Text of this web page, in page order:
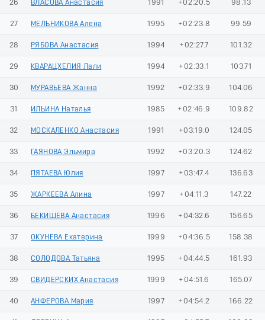
26 ВЛАСОВА Анастасия 1991 +02:20.5 98.13
27 МЕЛЬНИКОВА Алена 1995 +02:23.8 99.59
28 РЯБОВА Анастасия 1994 +02:27.7 101.32
29 КВАРАЦХЕЛИЯ Лали 1994 +02:33.1 103.71
30 МУРАВЬЕВА Жанна 1992 +02:33.9 104.06
31 ИЛЬИНА Наталья 1985 +02:46.9 109.82
32 МОСКАЛЕНКО Анастасия 1991 +03:19.0 124.05
33 ГАЯНОВА Эльмира 1992 +03:20.3 124.62
34 ПЯТАЕВА Юлия 1997 +03:47.4 136.63
35 ЖАРКЕЕВА Алина 1997 +04:11.3 147.22
36 БЕКИШЕВА Анастасия 1996 +04:32.6 156.65
37 ОКУНЕВА Екатерина 1999 +04:36.5 158.38
38 СОЛОДОВА Татьяна 1995 +04:44.5 161.93
39 СВИДЕРСКИХ Анастасия 1999 +04:51.6 165.07
40 АНФЕРОВА Мария 1997 +04:54.2 166.22